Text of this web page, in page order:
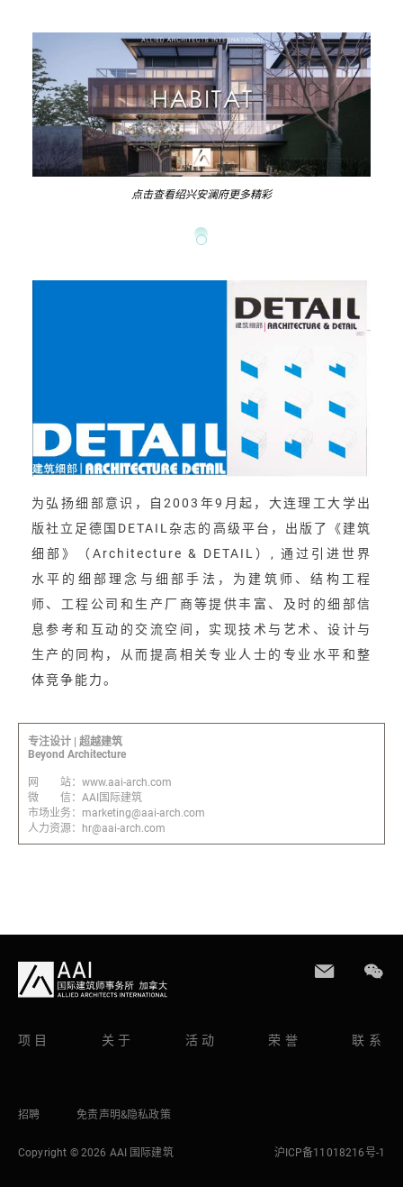
点击查看绍兴安澜府更多精彩
为弘扬细部意识，自2003年9月起，大连理工大学出
版社立足德国DETAIL杂志的高级平台，出版了《建筑
细部》（Architecture & DETAIL）, 通过引进世界
水平的细部理念与细部手法，为建筑师、结构工程
师、工程公司和生产厂商等提供丰富、及时的细部信
息参考和互动的交流空间，实现技术与艺术、设计与
生产的同构，从而提高相关专业人士的专业水平和整
体竞争能力。
专注设计 | 超越建筑
Beyond Architecture
网 站：www.aai-arch.com
微 信：AAI国际建筑
市场业务：marketing@aai-arch.com
人力资源：hr@aai-arch.com
项目 关于 活动 荣誉 联系
招聘 免责声明&隐私政策
Copyright © 2026 AAI 国际建筑 沪ICP备11018216号-1